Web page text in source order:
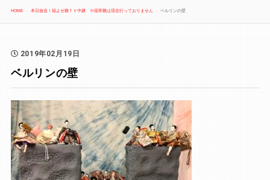
HOME 本日放送！福よせ雛ＴＶ中継 ※福寄雛は現在行っておりません ベルリンの壁
2019年02月19日
ベルリンの壁